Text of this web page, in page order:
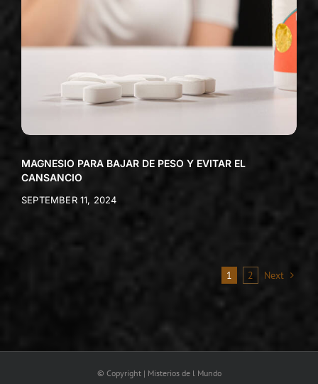
MAGNESIO PARA BAJAR DE PESO Y EVITAR EL
CANSANCIO
SEPTEMBER 11, 2024
1 2 Next
© Copyright | Misterios de l Mundo